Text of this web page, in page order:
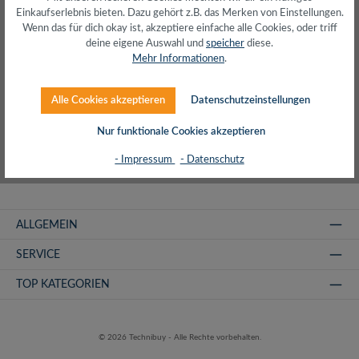
Produkte filtern
ALLGEMEIN
SERVICE
TOP KATEGORIEN
© 2026 Technibuy - Alle Rechte vorbehalten.
Einkaufserlebnis bieten. Dazu gehört z.B. das Merken von Einstellungen.
Wenn das für dich okay ist, akzeptiere einfache alle Cookies, oder triff
deine eigene Auswahl und speicher diese.
Mehr Informationen.
Alle Cookies akzeptieren Datenschutzeinstellungen
Nur funktionale Cookies akzeptieren
- Impressum - Datenschutz